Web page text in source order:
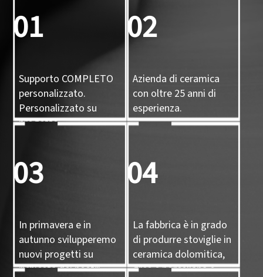
01
Supporto COMPLETO
personalizzato.
Personalizzato su
progetto,
personalizzato con
stampo 3D.
02
Azienda di ceramica
con oltre 25 anni di
esperienza.
03
In primavera e in
autunno svilupperemo
nuovi progetti su
richiesta dei nostri
04
La fabbrica è in grado
di produrre stoviglie in
ceramica dolomitica,
gres e porcellana e